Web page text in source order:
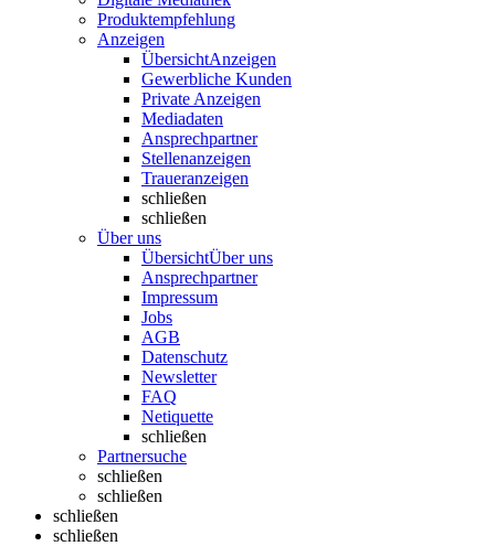
Produktempfehlung
Anzeigen
ÜbersichtAnzeigen
Gewerbliche Kunden
Private Anzeigen
Mediadaten
Ansprechpartner
Stellenanzeigen
Traueranzeigen
schließen
schließen
Über uns
ÜbersichtÜber uns
Ansprechpartner
Impressum
Jobs
AGB
Datenschutz
Newsletter
FAQ
Netiquette
schließen
Partnersuche
schließen
schließen
schließen
schließen